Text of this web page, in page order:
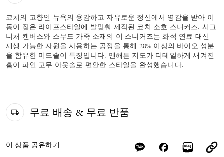
코치의 고향인 뉴욕의 용감하고 자유로운 정신에서 영감을 받아 이
동이 잦은 라이프스타일에 발맞춰 제작된 코치 소호 스니커즈. 시그
니처 캔버스와 스무드 가죽 소재의 이 스니커즈는 화석 연료 대신
재생 가능한 자원을 사용하는 공정을 통해 28% 이상의 바이오 성분
을 함유한 미드솔이 특징입니다. 맨해튼 지도가 디테일하게 새겨진
홈이 파인 고무 아웃솔로 편안한 스타일을 완성했습니다.
무료 배송 & 무료 반품
이 상품 공유하기